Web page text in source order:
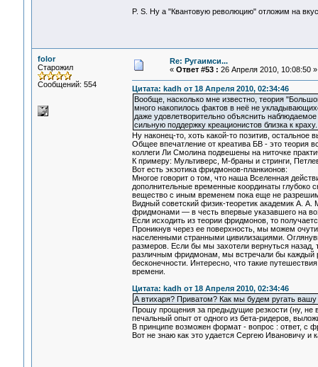
P. S. Ну а "Квантовую революцию" отложим на
folor
Старожил
Сообщений: 554
Re: Ругаимси...
« Ответ #53 : 26 Апреля 2010, 10:08:50 »
Цитата: kadh от 18 Апреля 2010, 02:34:46
Вообще, насколько мне известно, теория
много накопилось фактов в неё не
даже удовлетворительно объяснить
сильную поддержку креационистов близка к
Ну наконец-то, хоть какой-то позитив, остальное
Общее впечатление от креатива БВ - это теория
коллеги Ли Смолина подвешены на ниточке
К примеру: Мультиверс, М-браны и стринги,
Вот есть экзотика фридмонов-планкионов:
Многое говорит о том, что наша Вселенная
дополнительные временные координаты глубоко
вещество с иным временем пока еще не
Видный советский физик-теоретик академик А. А.
фридмонами — в честь впервые указавшего на
Если исходить из теории фридмонов, то
Проникнув через ее поверхность, мы можем
населенными странными цивилизациями.
размеров. Если бы мы захотели вернуться
различным фридмонам, мы встречали бы каждый
бесконечности. Интересно, что такие
времени.
Цитата: kadh от 18 Апреля 2010, 02:34:46
А втихаря? Приватом? Как мы будем ругать
Прошу прощения за предыдущие резкости (ну, не
печальный опыт от одного из бета-ридеров,
В принципе возможен формат - вопрос : ответ, с
Вот не знаю как это удается Сергею Ивановичу и